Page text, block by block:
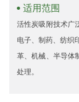
适用范围
活性炭吸附技术广
电子、制药、纺织
革、机械、半导体
处理。